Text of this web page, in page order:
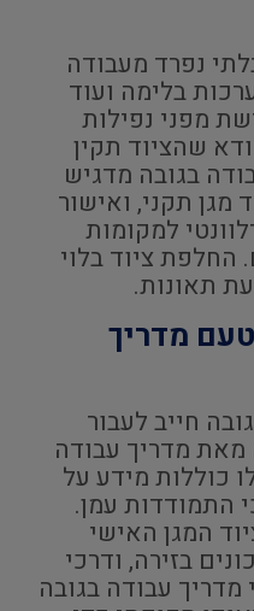
נפרד מעבודה
בלימה ועוד
מפני נפילות
שהציוד תקין
בגובה מדגיש
תקני, ואישור
למקומות
החלפת ציוד בלוי
תאונות.
מדריך
חייב לעבור
מדריך עבודה
כוללות מידע על
התמודדות עמן.
המגן האישי
בזירה, ודרכי
עבודה בגובה